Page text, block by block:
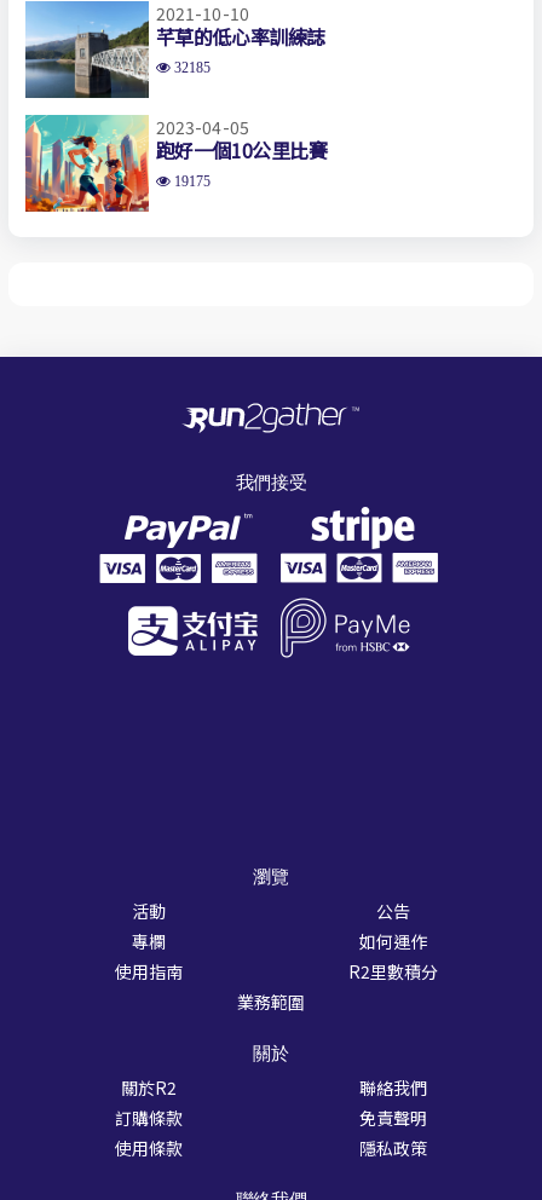
2021-10-10
芊草的低心率訓練誌
32185
2023-04-05
跑好一個10公里比賽
19175
我們接受
瀏覽
活動
公告
專欄
如何運作
使用指南
R2里數積分
業務範圍
關於
關於R2
聯絡我們
訂購條款
免責聲明
使用條款
隱私政策